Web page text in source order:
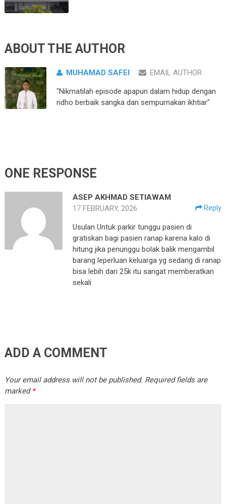
ABOUT THE AUTHOR
MUHAMAD SAFEI EMAIL AUTHOR
"Nikmatilah episode apapun dalam hidup dengan
ridho berbaik sangka dan sempurnakan ikhtiar"
ONE RESPONSE
ASEP AKHMAD SETIAWAM
17 FEBRUARY, 2026
Reply
Usulan Untuk parkir tunggu pasien di
gratiskan bagi pasien ranap karena kalo di
hitung jika penunggu bolak balik mengambil
barang leperluan keluarga yg sedang di ranap
bisa lebih dari 25k itu sangat memberatkan
sekali
ADD A COMMENT
Your email address will not be published. Required fields are
marked *